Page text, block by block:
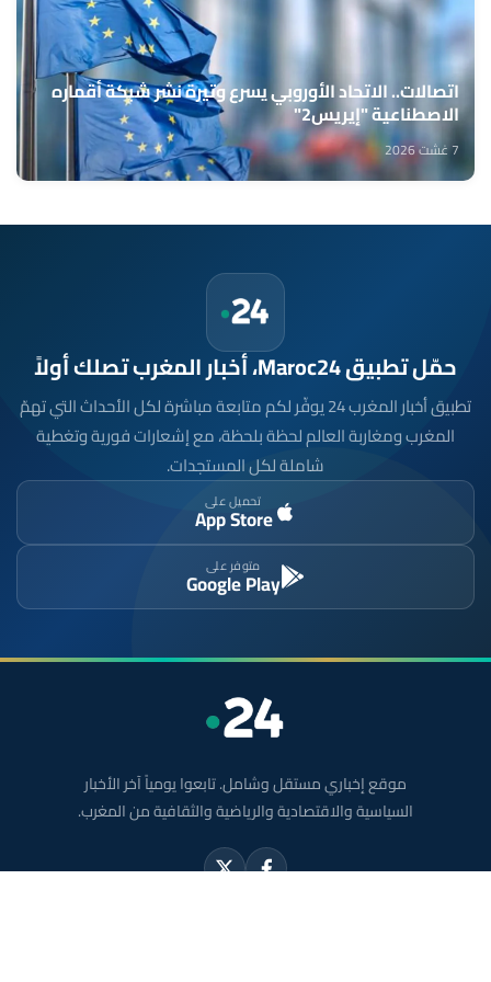
اتصالات.. الاتحاد الأوروبي يسرع وتيرة نشر شبكة أقماره
الاصطناعية "إيريس2"
7 غشت 2026
حمّل تطبيق Maroc24، أخبار المغرب تصلك أولاً
تطبيق أخبار المغرب 24 يوفّر لكم متابعة مباشرة لكل الأحداث التي تهمّ
المغرب ومغاربة العالم لحظة بلحظة، مع إشعارات فورية وتغطية
شاملة لكل المستجدات.
تحميل على
App Store
متوفر على
Google Play
موقع إخباري مستقل وشامل. تابعوا يومياً آخر الأخبار
السياسية والاقتصادية والرياضية والثقافية من المغرب.